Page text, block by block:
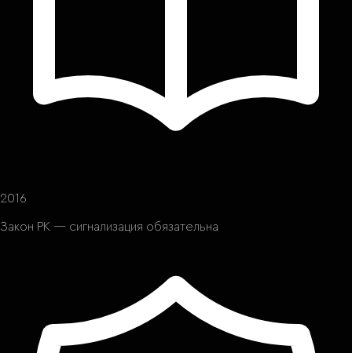
2016
Закон РК — сигнализация обязательна